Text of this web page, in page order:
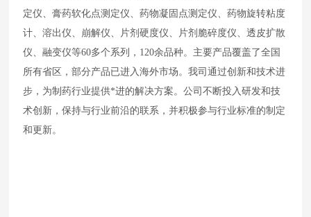
定仪、膏药软化点测定仪、药物凝固点测定仪、药物旋转粘度
计、溶出仪、崩解仪、片剂硬度仪、片剂脆碎度仪、透皮扩散
仪、融变仪等60多个系列，120余品种。主要产品覆盖了全国
所有省区，部分产品已进入海外市场。我司通过创新和技术进
步，为制药行业提供*进的解决方案。公司不断投入研发和技
术创新，保持与行业前沿的联系，并积极参与行业标准的制定
和更新。